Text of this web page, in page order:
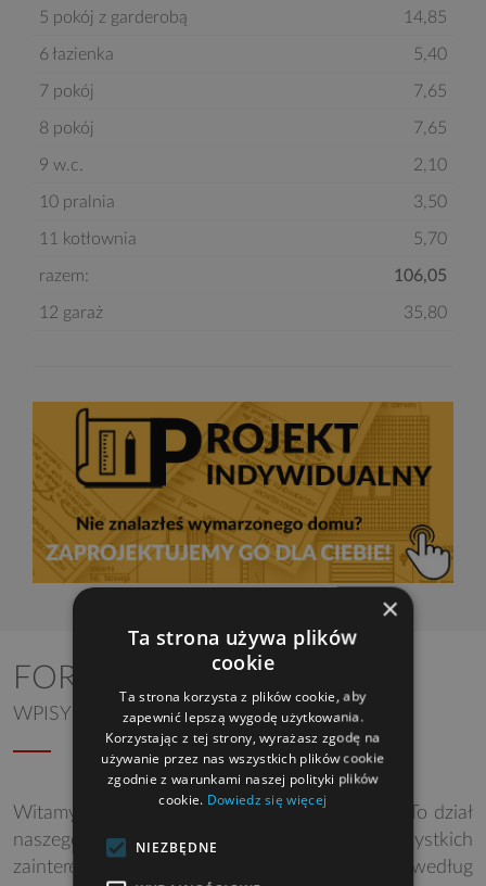
5 pokój z garderobą 14,85
6 łazienka 5,40
7 pokój 7,65
8 pokój 7,65
9 w.c. 2,10
10 pralnia 3,50
11 kotłownia 5,70
razem: 106,05
12 garaż 35,80
FORUM DYSKUSYJNE
WPISY DLA PROJEKTU MERLIN SP SZ
Witamy na Forum dyskusyjnym Studia Atrium. To dział
naszego serwisu przeznaczony dla wszystkich
zainteresowanych projektami i budową domu według
×
Ta strona używa plików
cookie
Ta strona korzysta z plików cookie, aby
zapewnić lepszą wygodę użytkowania.
Korzystając z tej strony, wyrażasz zgodę na
używanie przez nas wszystkich plików cookie
zgodnie z warunkami naszej polityki plików
cookie. Dowiedz się więcej
NIEZBĘDNE